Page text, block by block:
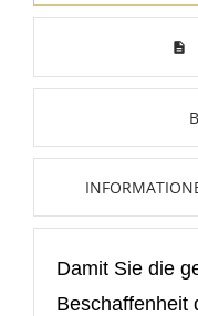
Damit Sie die
Beschaffenheit
AUF MEINE
Name der Wunschliste
Wunschliste